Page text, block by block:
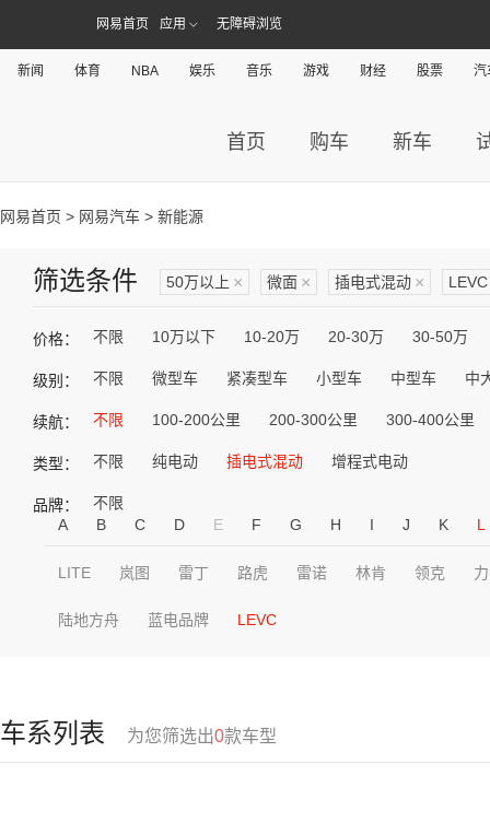
网易首页 应用 无障碍浏览
新闻 体育 NBA 娱乐 音乐 游戏 财经 股票 汽
首页 购车 新车
网易首页 > 网易汽车 > 新能源
筛选条件 50万以上 × 微面 × 插电式混动 × LEVC
价格： 不限 10万以下 10-20万 20-30万 30-50万
级别： 不限 微型车 紧凑型车 小型车 中型车 中
续航： 不限 100-200公里 200-300公里 300-400公里
类型： 不限 纯电动 插电式混动 增程式电动
品牌：
不限
A
B C D E F G H I J K L
LITE 岚图 雷丁 路虎 雷诺 林肯 领克
陆地方舟 蓝电品牌 LEVC
车系列表 为您筛选出0款车型